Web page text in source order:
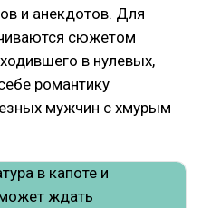
и анекдотов. Для
сюжетом
в нулевых,
романтику
мужчин с хмурым